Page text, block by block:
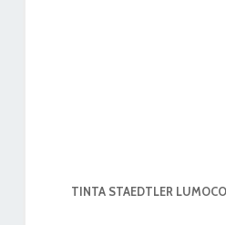
TINTA STAEDTLER